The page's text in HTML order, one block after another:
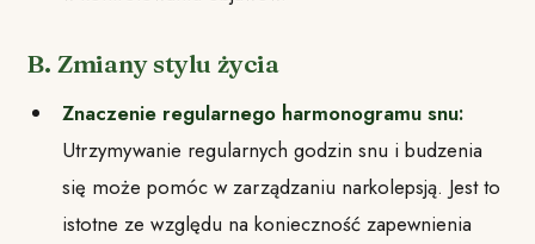
B. Zmiany stylu życia
Znaczenie regularnego harmonogramu snu:
Utrzymywanie regularnych godzin snu i budzenia
się może pomóc w zarządzaniu narkolepsją. Jest to
istotne ze względu na konieczność zapewnienia